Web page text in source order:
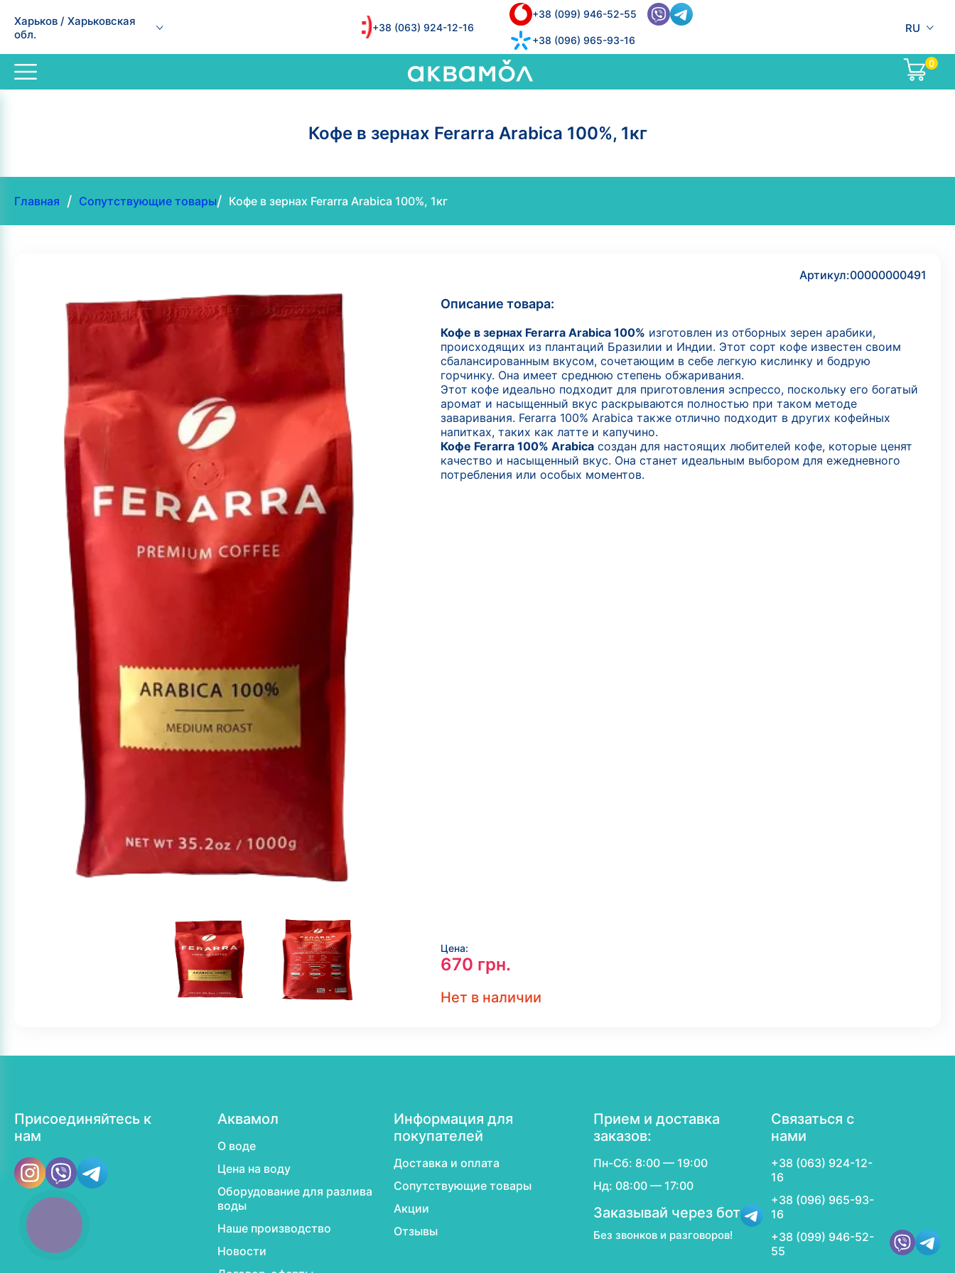
Харьков / Харьковская
обл.
+38 (063) 924-12-16
+38 (099) 946-52-55
+38 (096) 965-93-16
RU
0
Кофе в зернах Ferarra Arabica 100%, 1кг
Главная / Сопутствующие товары/ Кофе в зернах Ferarra Arabica 100%, 1кг
Артикул:00000000491
Описание товара:
Кофе в зернах Ferarra Arabica 100% изготовлен из отборных зерен арабики,
происходящих из плантаций Бразилии и Индии. Этот сорт кофе известен своим
сбалансированным вкусом, сочетающим в себе легкую кислинку и бодрую
горчинку. Она имеет среднюю степень обжаривания.
Этот кофе идеально подходит для приготовления эспрессо, поскольку его богатый
аромат и насыщенный вкус раскрываются полностью при таком методе
заваривания. Ferarra 100% Arabica также отлично подходит в других кофейных
напитках, таких как латте и капучино.
Кофе Ferarra 100% Arabica создан для настоящих любителей кофе, которые ценят
качество и насыщенный вкус. Она станет идеальным выбором для ежедневного
потребления или особых моментов.
Цена:
670 грн.
Нет в наличии
Присоединяйтесь к
нам
Аквамол
О воде
Цена на воду
Оборудование для разлива
воды
Наше производство
Новости
Информация для
покупателей
Доставка и оплата
Сопутствующие товары
Акции
Отзывы
Прием и доставка
заказов:
Пн-Сб: 8:00 — 19:00
Нд: 08:00 — 17:00
Заказывай через бот
Без звонков и разговоров!
Связаться с
нами
+38 (063) 924-12-
16
+38 (096) 965-93-
16
+38 (099) 946-52-
55